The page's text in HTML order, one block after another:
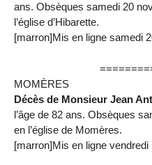
ans. Obsèques samedi 20
l’église d’Hibarette.
[marron]Mis en ligne samedi
MOMÈRES
Décès de Monsieur Jean
l’âge de 82 ans. Obsèques
en l’église de Momères.
[marron]Mis en ligne